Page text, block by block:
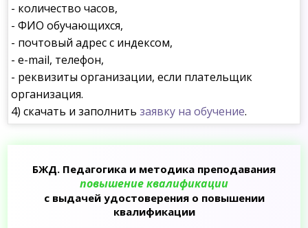
- количество часов,
- ФИО обучающихся,
- почтовый адрес с индексом,
- e-mail, телефон,
- реквизиты организации, если плательщик
организация.
4) скачать и заполнитьзаявку на обучение.
БЖД. Педагогика и методика преподавания
повышение квалификации
с выдачей удостоверения о повышении
квалификации